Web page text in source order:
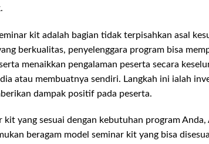
kit adalah bagian tidak terpisahkan asal
berkualitas, penyelenggara program bisa
menaikkan pengalaman peserta secara
atau membuatnya sendiri. Langkah ini ialah
dampak positif pada peserta.
yang sesuai dengan kebutuhan program Anda,
beragam model seminar kit yang bisa